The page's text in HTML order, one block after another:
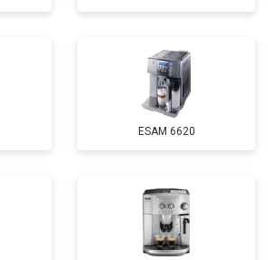
ESAM 6620